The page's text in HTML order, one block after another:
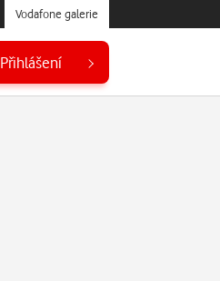
Vodafone galerie
Přihlášení